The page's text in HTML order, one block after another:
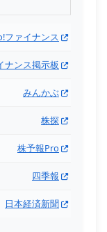
ファイナンス
ナンス掲示板
みんかぶ
株探
株予報Pro
四季報
日本経済新聞